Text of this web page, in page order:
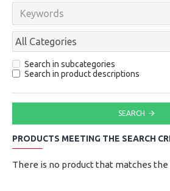
Search in subcategories
Search in product descriptions
SEARCH
PRODUCTS MEETING THE SEARCH
There is no product that matches the